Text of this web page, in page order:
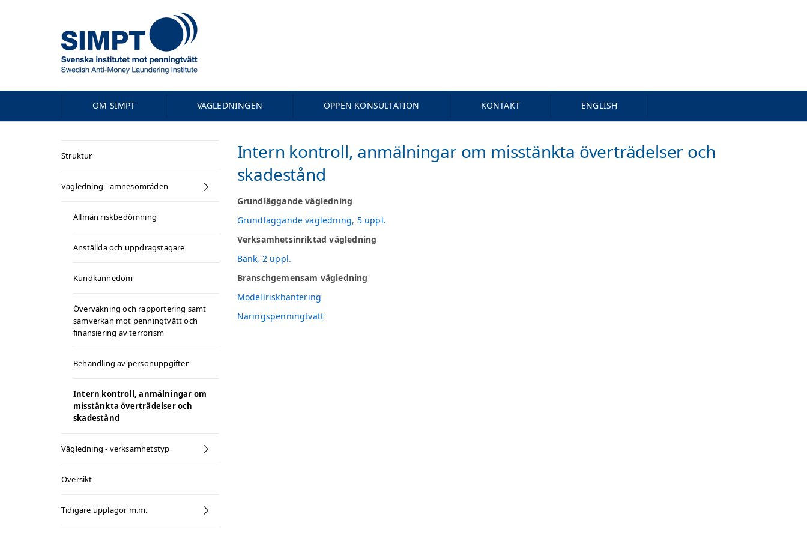
OM SIMPT VÄGLEDNINGEN ÖPPEN KONSULTATION KONTAKT ENGLISH
Struktur
Vägledning - ämnesområden
Allmän riskbedömning
Anställda och uppdragstagare
Kundkännedom
Övervakning och rapportering samt
samverkan mot penningtvätt och
finansiering av terrorism
Behandling av personuppgifter
Intern kontroll, anmälningar om
misstänkta överträdelser och
skadestånd
Vägledning - verksamhetstyp
Översikt
Tidigare upplagor m.m.
Intern kontroll, anmälningar om misstänkta överträdelser och
skadestånd
Grundläggande vägledning
Grundläggande vägledning, 5 uppl.
Verksamhetsinriktad vägledning
Bank, 2 uppl.
Branschgemensam vägledning
Modellriskhantering
Näringspenningtvätt